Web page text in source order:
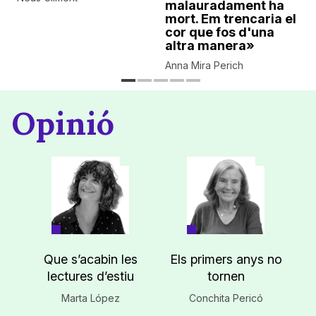
malauradament ha
mort. Em trencaria el
cor que fos d'una
altra manera»
Anna Mira Perich
Opinió
Que s’acabin les
lectures d’estiu
Marta López
Els primers anys no
tornen
Conchita Pericó